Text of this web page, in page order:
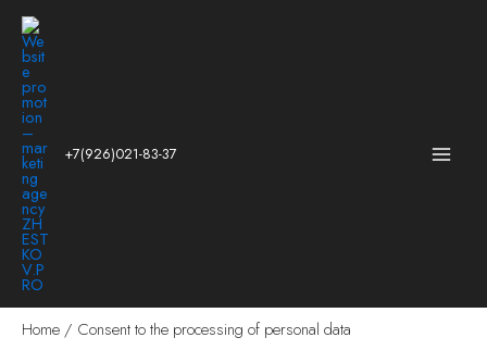
Skip
content
+7(926)021-83-37
Home
Consent to the processing of personal data